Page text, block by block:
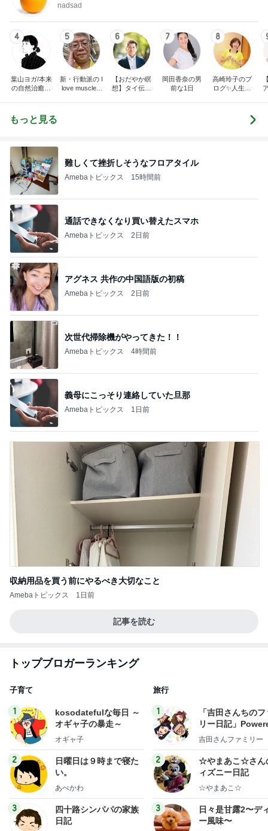
nadsad
4
葉山ヨガ/本来
の自然治癒力
習慣
5
新・行動派の I
love muscle b
6
【おだやか瞑
想】タイ伝統
と生きやすく
なる！
7
岡田香奈の男
前な1日
8
高崎玲子のブ
ログ✨人生最
動は裏切らな
もっと見る
難しくて挫折しそうなフロアタイル
Amebaトピックス 15時間前
通話できなくなり買い替えたスマホ
Amebaトピックス 2日前
アグネス 共作の中国語版の初稿
Amebaトピックス 2日前
次世代掃除機がやってきた！！
Amebaトピックス 4時間前
義母にこっそり連絡していた旦那
Amebaトピックス 1日前
収納用品を買う前にやるべき大切なこと
Amebaトピックス 1日前
記事を読む
トップブロガーランキング
子育て
1
kosodatefulな毎日 ～
オギャ子の暴走～
オギャ子
2
日曜日は９時まで寝た
い。
あべかわ
3
四十路シンパパの家族
日記
旅行
1
「吉田さんちの
リー日記」
y Ameba 吉田さ
ログ
吉田さんファミリー
2
☆やまあこ☆さん
ィズニー日記
☆やまあこ☆
3
日々是甘露2〜デ
ー風味〜